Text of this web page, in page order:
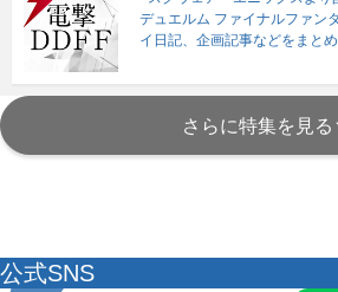
デュエルム ファイナルファン
イ日記、企画記事などをまと
さらに特集を見る
公式SNS